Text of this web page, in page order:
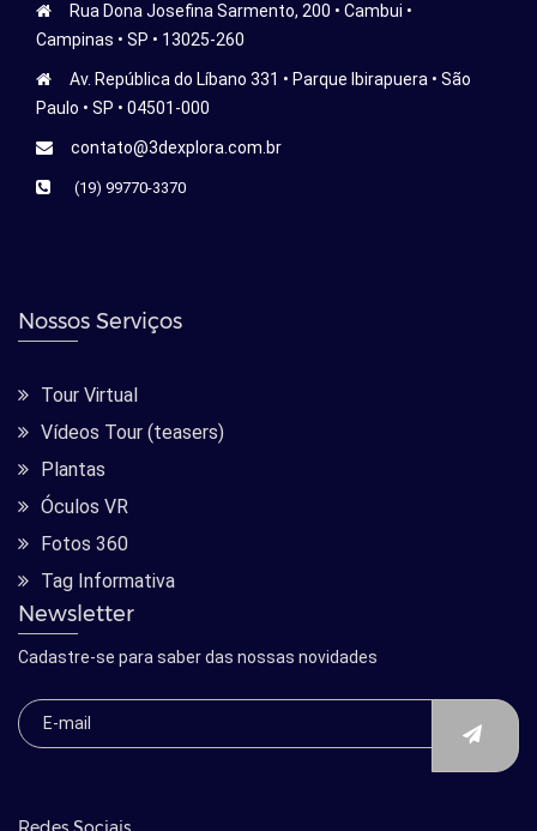
Rua Dona Josefina Sarmento, 200 • Cambui •
Campinas • SP • 13025-260
Av. República do Líbano 331 • Parque Ibirapuera • São
Paulo • SP • 04501-000
contato@3dexplora.com.br
(19) 99770-3370
Nossos Serviços
Tour Virtual
Vídeos Tour (teasers)
Plantas
Óculos VR
Fotos 360
Tag Informativa
Newsletter
Cadastre-se para saber das nossas novidades